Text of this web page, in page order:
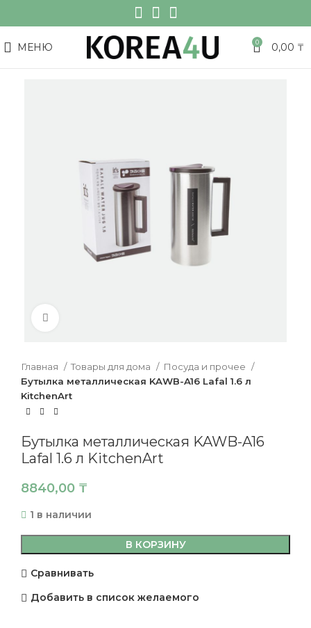
МЕНЮ 0 0,00 ₸
Главная Товары для дома
Посуда и прочее
Бутылка металлическая KAWB-A16 Lafal 1.6 л
KitchenArt
Бутылка металлическая KAWB-A16
Lafal 1.6 л KitchenArt
8840,00 ₸
1 в наличии
В КОРЗИНУ
Сравнивать
Добавить в список желаемого